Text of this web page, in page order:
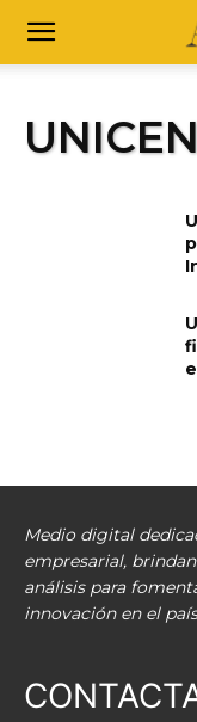
UNICEN
Medio digital
empresarial,
análisis para
innovación en el país